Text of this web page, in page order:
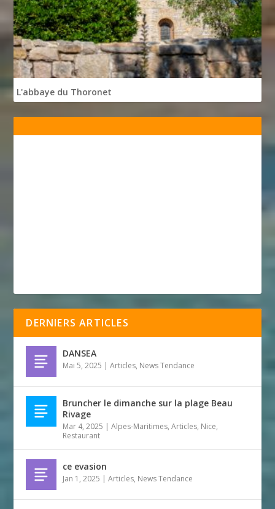
L'abbaye du Thoronet
DERNIERS ARTICLES
DANSEA
Mai 5, 2025 |Articles, News Tendance
Bruncher le dimanche sur la plage Beau
Rivage
Mar 4, 2025 |Alpes-Maritimes,Articles, Nice,
Restaurant
ce evasion
Jan 1, 2025 |Articles, News Tendance